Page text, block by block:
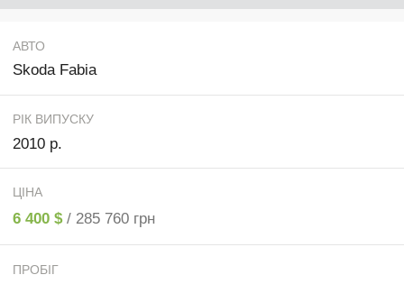
АВТО
Skoda Fabia
РІК ВИПУСКУ
2010 р.
ЦІНА
6 400 $ / 285 760 грн
ПРОБІГ